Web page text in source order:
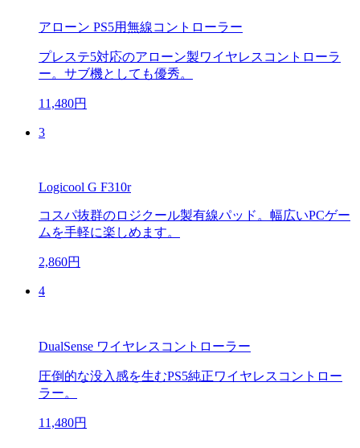
アローン PS5用無線コントローラー
プレステ5対応のアローン製ワイヤレスコントローラ
ー。サブ機としても優秀。
11,480円
3
Logicool G F310r
コスパ抜群のロジクール製有線パッド。幅広いPCゲー
ムを手軽に楽しめます。
2,860円
4
DualSense ワイヤレスコントローラー
圧倒的な没入感を生むPS5純正ワイヤレスコントロー
ラー。
11,480円